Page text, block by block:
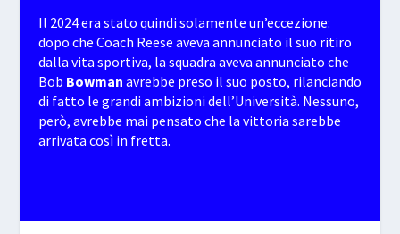
Il 2024 era stato quindi solamente un’eccezione:
dopo che Coach Reese aveva annunciato il suo ritiro
dalla vita sportiva, la squadra aveva annunciato che
Bob Bowman avrebbe preso il suo posto, rilanciando
di fatto le grandi ambizioni dell’Università. Nessuno,
però, avrebbe mai pensato che la vittoria sarebbe
arrivata così in fretta.